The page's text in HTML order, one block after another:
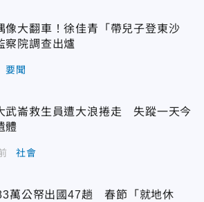
像大翻車！徐佳青「帶兒子登東沙
察院調查出爐
要聞
武崙救生員遭大浪捲走 失蹤一天今
體
社會
萬公帑出國47趟 春節「就地休